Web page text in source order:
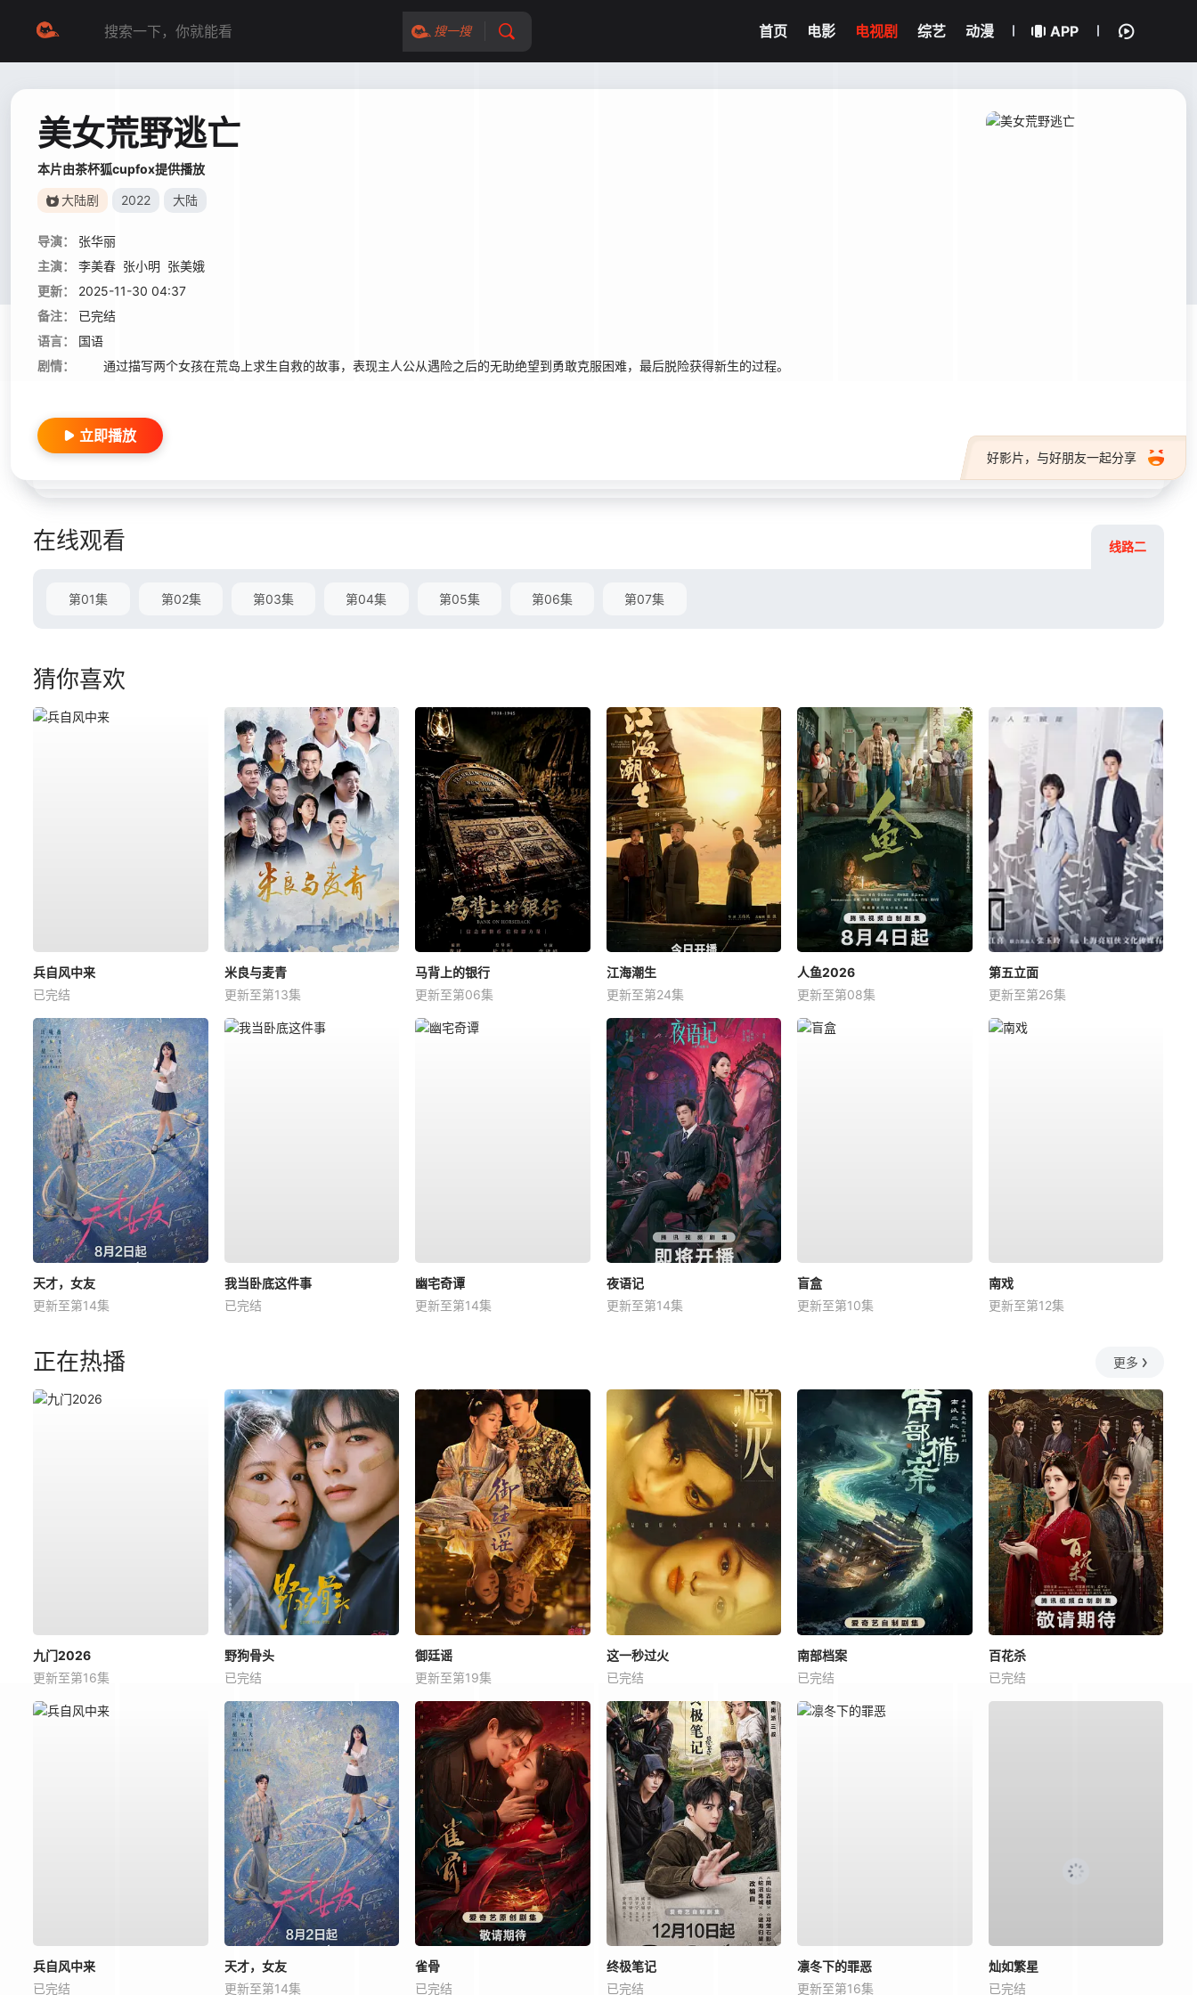
搜一搜 首页 电影 电视剧 综艺 动漫 APP
美女荒野逃亡
本片由茶杯狐cupfox提供播放
大陆剧 2022 大陆
导演：
张华丽
主演：
李美春 张小明 张美娥
更新：
2025-11-30 04:37
备注：
已完结
语言：
国语
剧情：
通过描写两个女孩在荒岛上求生自救的故事，表现主人公从遇险之后的无助绝望到勇敢克服困难，最后脱险获得新生的过程。
好影片，与好朋友一起分享
立即播放
在线观看 线路二
第01集 第02集 第03集 第04集 第05集 第06集 第07集
猜你喜欢
兵自风中来
已完结
米良与麦青
更新至第13集
马背上的银行
更新至第06集
江海潮生
更新至第24集
人鱼2026
更新至第08集
第五立面
更新至第26集
天才，女友
更新至第14集
我当卧底这件事
已完结
幽宅奇谭
更新至第14集
夜语记
更新至第14集
盲盒
更新至第10集
南戏
更新至第12集
正在热播 更多
九门2026
更新至第16集
野狗骨头
已完结
御廷谣
更新至第19集
这一秒过火
已完结
南部档案
已完结
百花杀
已完结
兵自风中来
已完结
天才，女友
更新至第14集
雀骨
已完结
终极笔记
已完结
凛冬下的罪恶
更新至第16集
灿如繁星
已完结